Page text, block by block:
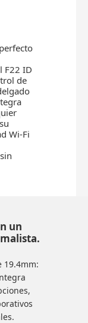
F22 ID
de
Wi-Fi
un
19.4mm: